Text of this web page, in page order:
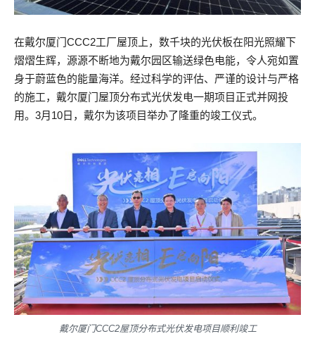
在戴尔厦门CCC2工厂屋顶上，数千块的光伏板在阳光照耀下
熠熠生辉，源源不断地为戴尔园区输送绿色电能，令人宛如置
身于蔚蓝色的能量海洋。经过科学的评估、严谨的设计与严格
的施工，戴尔厦门屋顶分布式光伏发电一期项目正式并网投
用。3月10日，戴尔为该项目举办了隆重的竣工仪式。
戴尔厦门CCC2屋顶分布式光伏发电项目顺利竣工